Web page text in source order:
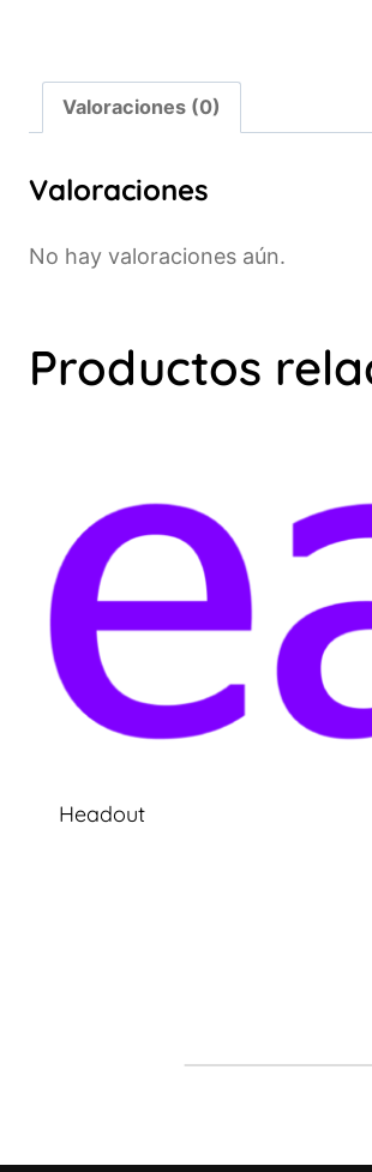
Valoraciones (0)
Valoraciones
No hay valoraciones aún.
Productos
Headout